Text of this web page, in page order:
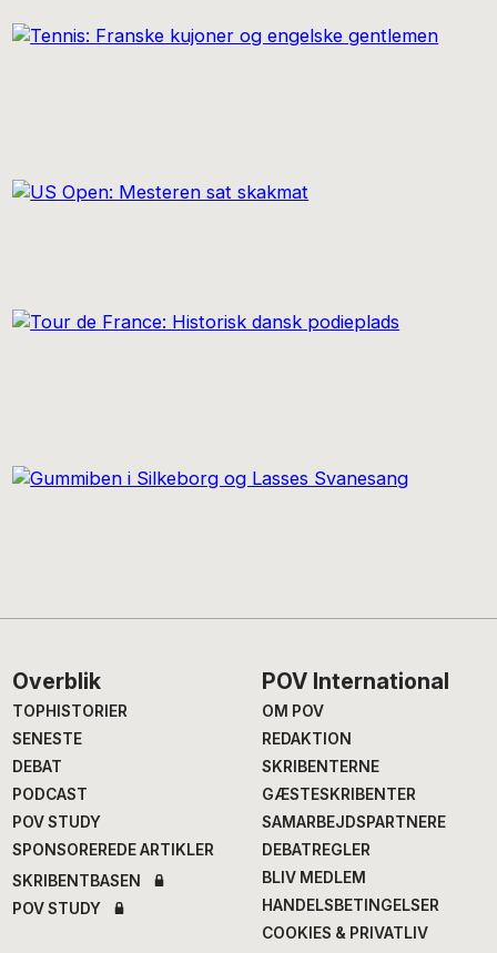
Footer
Overblik
TOPHISTORIER
SENESTE
DEBAT
PODCAST
POV STUDY
SPONSOREREDE ARTIKLER
SKRIBENTBASEN
POV STUDY
POV International
OM POV
REDAKTION
SKRIBENTERNE
GÆSTESKRIBENTER
SAMARBEJDSPARTNERE
DEBATREGLER
BLIV MEDLEM
HANDELSBETINGELSER
COOKIES & PRIVATLIV